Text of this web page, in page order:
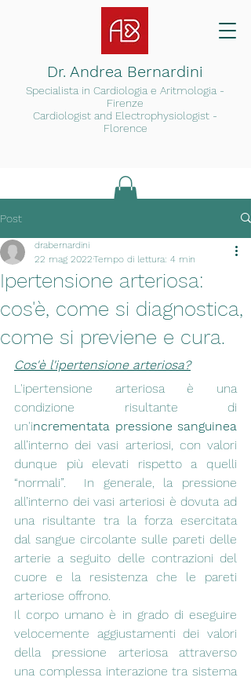
Dr. Andrea Bernardini
Specialista in Cardiologia e Aritmologia -
Firenze
Cardiologist and Electrophysiologist -
Florence
Post
Ipertensione arteriosa:
cos'è, come si diagnostica,
come si previene e cura.
drabernardini
22 mag 2022Tempo di lettura: 4 min
Cos'è l'ipertensione arteriosa?
L'ipertensione arteriosa è una
condizione risultante di
un'i
all’interno dei vasi arteriosi, con valori
dunque più elevati rispetto a quelli
“normali”.  In generale, la pressione
all’interno dei vasi arteriosi è dovuta ad
una risultante tra la forza esercitata
dal sangue circolante sulle pareti delle
arterie a seguito delle contrazioni del
cuore e la resistenza che le pareti
arteriose offrono.
Il corpo umano è in grado di eseguire
velocemente aggiustamenti dei valori
della pressione arteriosa attraverso
una complessa interazione tra sistema